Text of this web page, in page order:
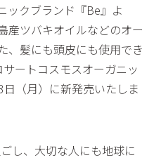
ックブランド『Be』よ
産ツバキオイルなどのオー
、髪にも頭皮にも使用でき
ートコスモスオーガニッ
（月）に新発売いたしま
し、大切な人にも地球に